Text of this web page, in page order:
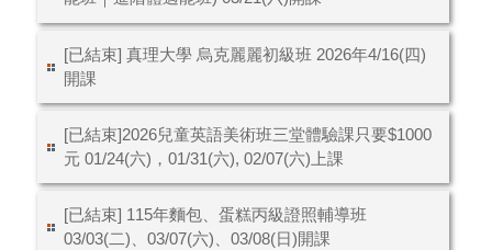
[已結束] 真理大學 烏克麗麗初級班 2026年4/16(四)
開課
[已結束]2026兒童英語美術班三堂體驗課只要$1000
元 01/24(六)，01/31(六), 02/07(六)上課
[已結束] 115年麵包、蛋糕丙級證照輔導班
03/03(二)、03/07(六)、03/08(日)開課